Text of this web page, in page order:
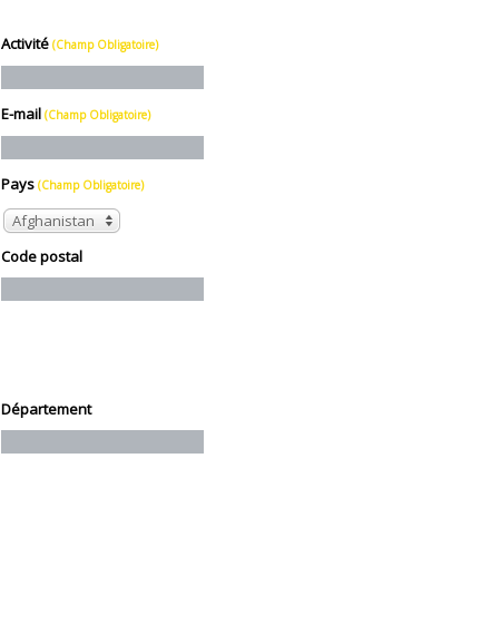
Activité (Champ Obligatoire)
E-mail (Champ Obligatoire)
Pays (Champ Obligatoire)
Afghanistan
Code postal
Département